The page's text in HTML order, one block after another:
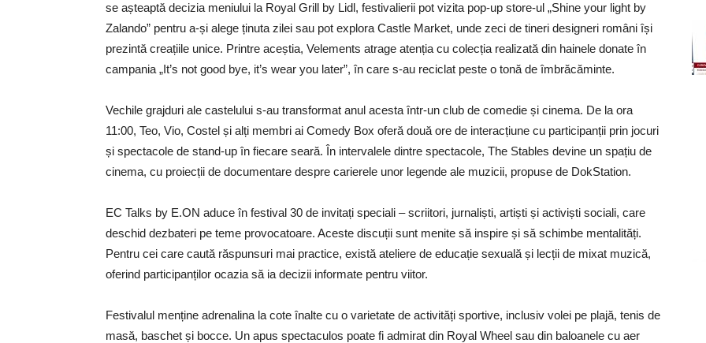
se așteaptă decizia meniului la Royal Grill by Lidl, festivalierii pot vizita pop-up store-ul „Shine your light by
Zalando” pentru a-și alege ținuta zilei sau pot explora Castle Market, unde zeci de tineri designeri români își
prezintă creațiile unice. Printre aceștia, Velements atrage atenția cu colecția realizată din hainele donate în
campania „It’s not good bye, it’s wear you later”, în care s-au reciclat peste o tonă de îmbrăcăminte.
Vechile grajduri ale castelului s-au transformat anul acesta într-un club de comedie și cinema. De la ora
11:00, Teo, Vio, Costel și alți membri ai Comedy Box oferă două ore de interacțiune cu participanții prin jocuri
și spectacole de stand-up în fiecare seară. În intervalele dintre spectacole, The Stables devine un spațiu de
cinema, cu proiecții de documentare despre carierele unor legende ale muzicii, propuse de DokStation.
EC Talks by E.ON aduce în festival 30 de invitați speciali – scriitori, jurnaliști, artiști și activiști sociali, care
deschid dezbateri pe teme provocatoare. Aceste discuții sunt menite să inspire și să schimbe mentalități.
Pentru cei care caută răspunsuri mai practice, există ateliere de educație sexuală și lecții de mixat muzică,
oferind participanților ocazia să ia decizii informate pentru viitor.
Festivalul menține adrenalina la cote înalte cu o varietate de activități sportive, inclusiv volei pe plajă, tenis de
masă, baschet și bocce. Un apus spectaculos poate fi admirat din Royal Wheel sau din baloanele cu aer